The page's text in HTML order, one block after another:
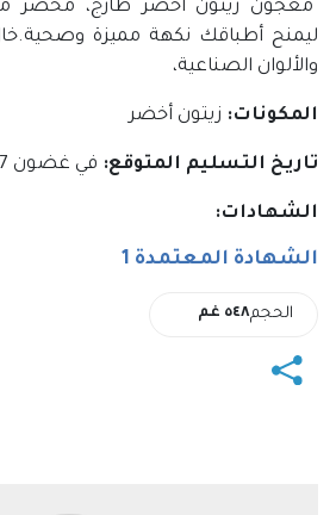
معجون زيتون أخضر طازج، مُحضّر
ليمنح أطباقك نكهة مميزة
والألوان الصناعية،
المكونات: زيتون أخضر
تاريخ التسليم المتوقع: في غضون 7 أيام
الشهادات:
الشهادة المعتمدة 1
الحجم٥٤٨ غم